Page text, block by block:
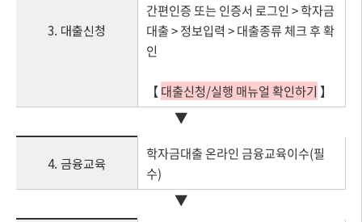
3. 대출신청
간편인증 또는 인증서 로그인 > 학자금
대출 > 정보입력 > 대출종류 체크 후 확
인
【대출신청/실행 매뉴얼 확인하기 】
▼
4. 금융교육
학자금대출 온라인 금융교육이수(필
수)
▼